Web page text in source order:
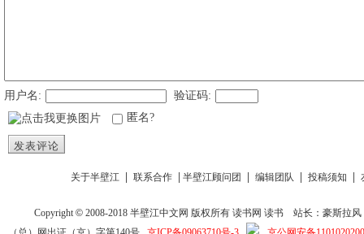
用户名:
验证码:
匿名?
发表评论
关于半壁江 联系合作 半壁江顾问团 编辑团队 投稿须知
Copyright © 2008-2018半壁江中文网 版权所有读书网 读书
站长：豪斯拉风